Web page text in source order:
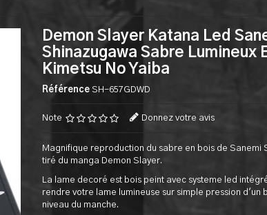
Demon Slayer Katana Led
Shinazugawa Sabre Lumineux
Kimetsu No Yaiba
Référence SH-657GDWD
Note Donnez votre avis
Magnifique reproduction du sabre en bois de Sanemi
tiré du manga Demon Slayer.
La lame decoré est bois peint avec systeme led
rendre votre lame lumineuse sur simple pression d'un
niveau du manche.
Très bon produit arrivé
emballé
Le site est
paiement:
QR pour
application